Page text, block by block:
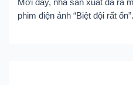
Mới đây, nhà sản xuất đã ra
phim điện ảnh “Biệt đội rất ổn”.